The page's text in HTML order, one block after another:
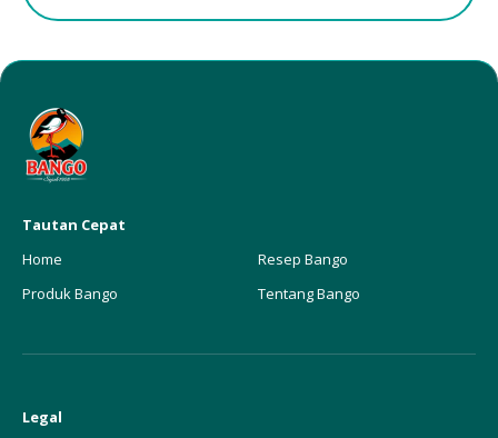
Tautan Cepat
Home
Produk Bango
Resep Bango
Tentang Bango
Legal